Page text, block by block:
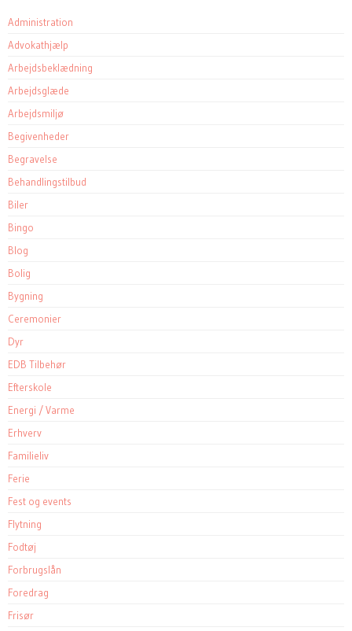
Administration
Advokathjælp
Arbejdsbeklædning
Arbejdsglæde
Arbejdsmiljø
Begivenheder
Begravelse
Behandlingstilbud
Biler
Bingo
Blog
Bolig
Bygning
Ceremonier
Dyr
EDB Tilbehør
Efterskole
Energi / Varme
Erhverv
Familieliv
Ferie
Fest og events
Flytning
Fodtøj
Forbrugslån
Foredrag
Frisør